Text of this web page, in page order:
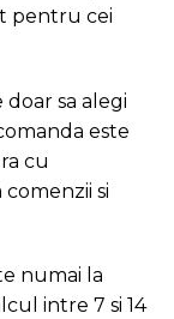
pentru cei
sa alegi
este
cu
si
numai la
intre 7 si 14